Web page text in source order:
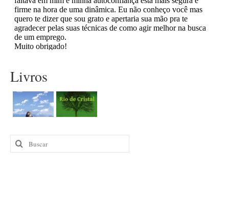
Livros
Buscar
por: